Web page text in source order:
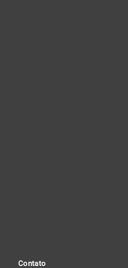
Contato